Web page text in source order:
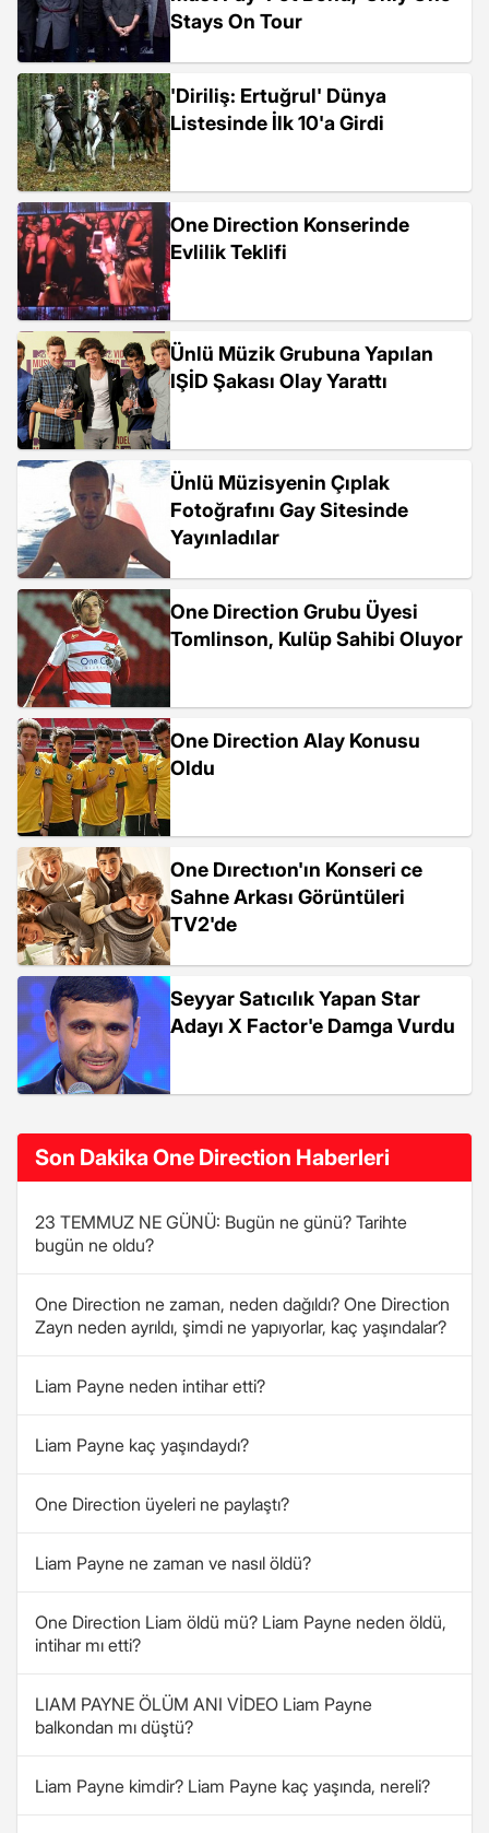
Stays On Tour
'Diriliş: Ertuğrul' Dünya
Listesinde İlk 10'a Girdi
One Direction Konserinde
Evlilik Teklifi
Ünlü Müzik Grubuna Yapılan
IŞİD Şakası Olay Yarattı
Ünlü Müzisyenin Çıplak
Fotoğrafını Gay Sitesinde
Yayınladılar
One Direction Grubu Üyesi
Tomlinson, Kulüp Sahibi Oluyor
One Direction Alay Konusu
Oldu
One Dırectıon'ın Konseri ce
Sahne Arkası Görüntüleri
TV2'de
Seyyar Satıcılık Yapan Star
Adayı X Factor'e Damga Vurdu
Son Dakika One Direction Haberleri
23 TEMMUZ NE GÜNÜ: Bugün ne günü? Tarihte
bugün ne oldu?
One Direction ne zaman, neden dağıldı? One Direction
Zayn neden ayrıldı, şimdi ne yapıyorlar, kaç yaşındalar?
Liam Payne neden intihar etti?
Liam Payne kaç yaşındaydı?
One Direction üyeleri ne paylaştı?
Liam Payne ne zaman ve nasıl öldü?
One Direction Liam öldü mü? Liam Payne neden öldü,
intihar mı etti?
LIAM PAYNE ÖLÜM ANI VİDEO Liam Payne
balkondan mı düştü?
Liam Payne kimdir? Liam Payne kaç yaşında, nereli?